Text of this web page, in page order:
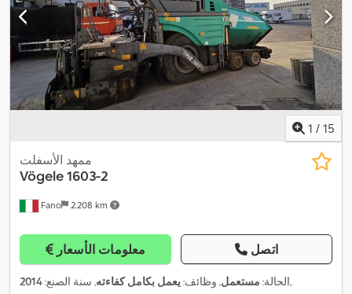
1 / 15
Fano 2.208 km
ممهد الأسفلت
Vögele1603-2
معلومات الأسعار اتصل
الحالة: مستعمل, وظائف:يعمل بكامل كفاءته, سنة الصنع:2014 ,